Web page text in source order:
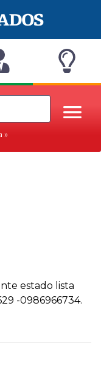
estado lista
-0986966734.